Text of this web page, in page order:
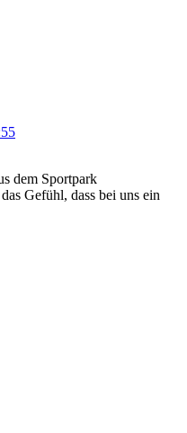
dem Sportpark
Gefühl, dass bei uns ein